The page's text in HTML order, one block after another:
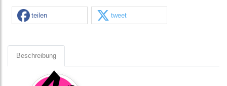
teilen tweet
Beschreibung